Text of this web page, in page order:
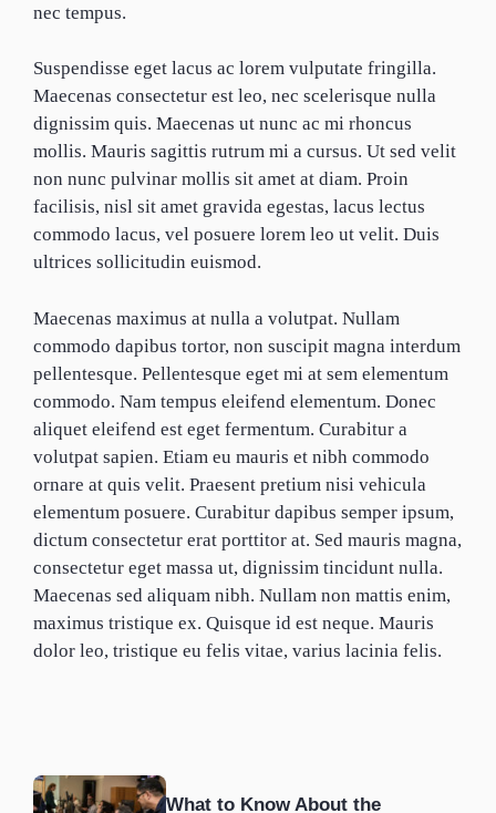
nec tempus.
Suspendisse eget lacus ac lorem vulputate fringilla.
Maecenas consectetur est leo, nec scelerisque nulla
dignissim quis. Maecenas ut nunc ac mi rhoncus
mollis. Mauris sagittis rutrum mi a cursus. Ut sed velit
non nunc pulvinar mollis sit amet at diam. Proin
facilisis, nisl sit amet gravida egestas, lacus lectus
commodo lacus, vel posuere lorem leo ut velit. Duis
ultrices sollicitudin euismod.
Maecenas maximus at nulla a volutpat. Nullam
commodo dapibus tortor, non suscipit magna interdum
pellentesque. Pellentesque eget mi at sem elementum
commodo. Nam tempus eleifend elementum. Donec
aliquet eleifend est eget fermentum. Curabitur a
volutpat sapien. Etiam eu mauris et nibh commodo
ornare at quis velit. Praesent pretium nisi vehicula
elementum posuere. Curabitur dapibus semper ipsum,
dictum consectetur erat porttitor at. Sed mauris magna,
consectetur eget massa ut, dignissim tincidunt nulla.
Maecenas sed aliquam nibh. Nullam non mattis enim,
maximus tristique ex. Quisque id est neque. Mauris
dolor leo, tristique eu felis vitae, varius lacinia felis.
What to Know About the